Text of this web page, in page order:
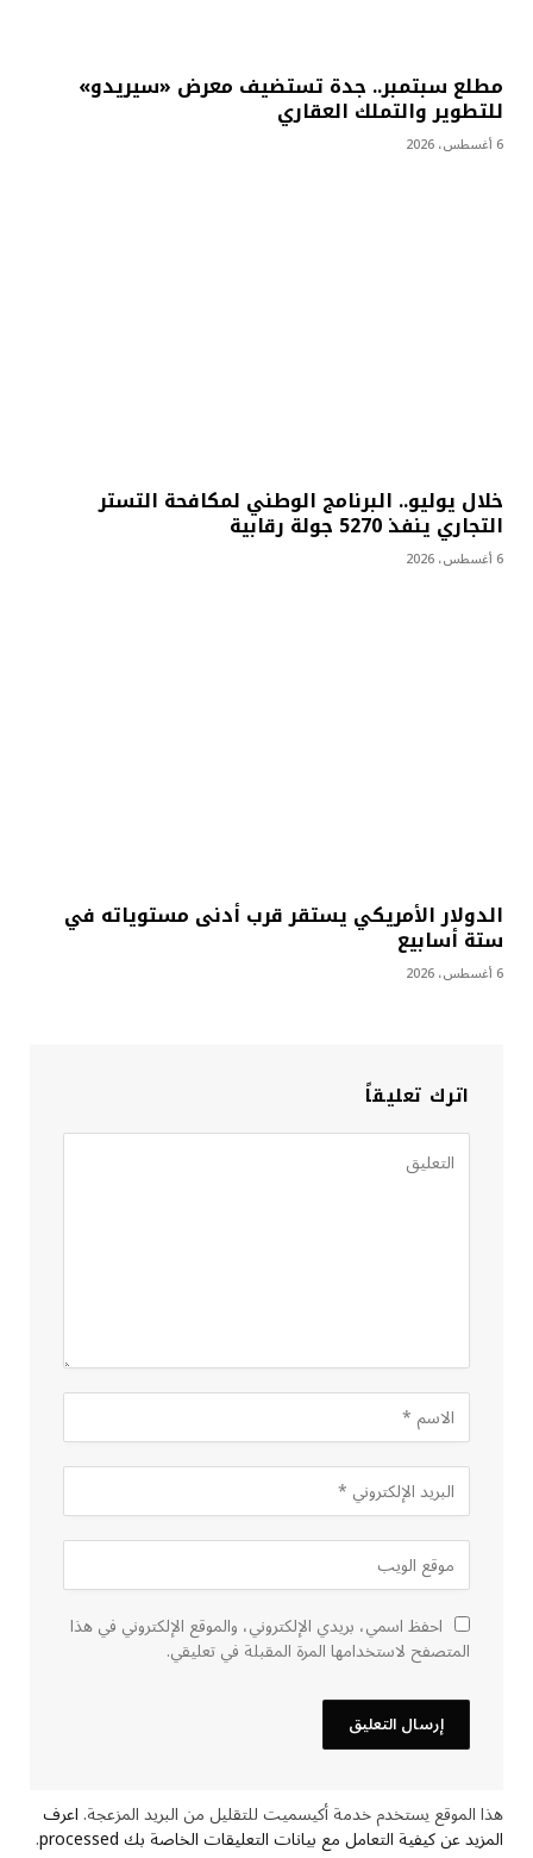
مطلع سبتمبر.. جدة تستضيف معرض «سيريدو»
للتطوير والتملك العقاري
6 أغسطس، 2026
خلال يوليو.. البرنامج الوطني لمكافحة التستر
التجاري ينفذ 5270 جولة رقابية
6 أغسطس، 2026
الدولار الأمريكي يستقر قرب أدنى مستوياته في
ستة أسابيع
6 أغسطس، 2026
اترك تعليقاً
احفظ اسمي، بريدي الإلكتروني، والموقع الإلكتروني في هذا
المتصفح لاستخدامها المرة المقبلة في تعليقي.
هذا الموقع يستخدم خدمة أكيسميت للتقليل من البريد المزعجة.اعرف
المزيد عن كيفية التعامل مع بيانات التعليقات الخاصة بك processed .